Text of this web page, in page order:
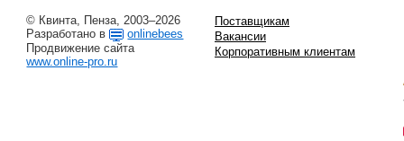
© Квинта, Пенза, 2003–2026
Разработано в
onlinebees
Продвижение сайта
www.online-pro.ru
Поставщикам
Вакансии
Корпоративным клиентам